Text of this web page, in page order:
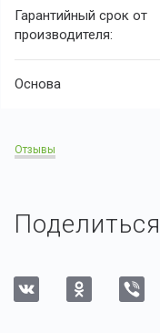
Гарантийный срок от
производителя:
Основа
Отзывы
Поделиться